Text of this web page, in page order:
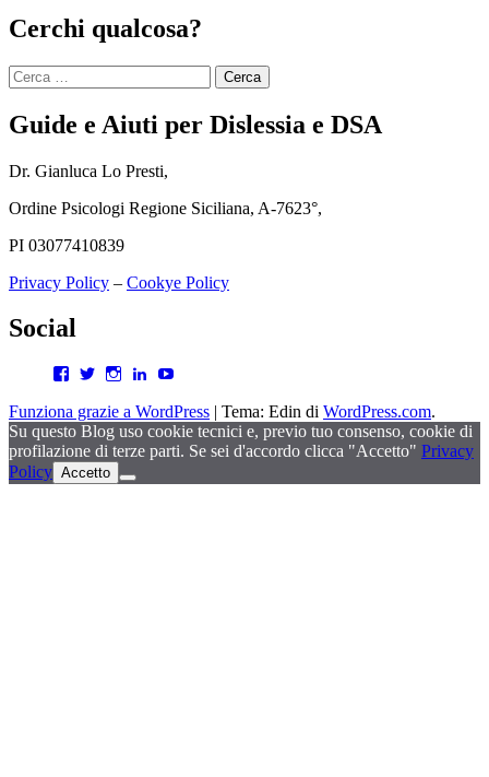
profilo
di
su
Facebook
profilo
di
su
Twitter
profilo
di
su
Instagram
di
su
LinkedIn
di
su
YouTube
Cerchi qualcosa?
Ricerca
per:
Guide e Aiuti per Dislessia e DSA
Dr. Gianluca Lo Presti,
Ordine Psicologi Regione Siciliana, A-7623°,
PI 03077410839
Privacy Policy – Cookye Policy
Social
Facebook
TwitterInstagramLinkedIn
Funziona grazie a WordPress | Tema: Edin di WordPress.com.
Su questo Blog uso cookie tecnici e, previo tuo consenso, cookie di
profilazione di terze parti. Se sei d'accordo clicca "Accetto" Privacy
Policy Accetto